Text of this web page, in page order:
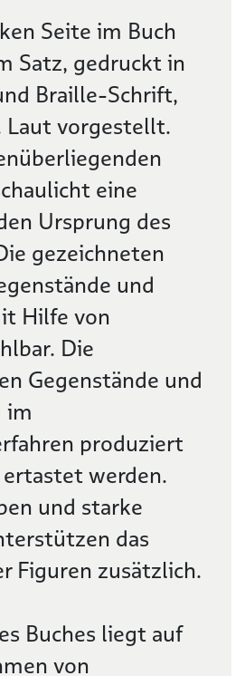
Seite im Buch
Satz, gedruckt in
Braille-Schrift,
Laut vorgestellt.
eine
Ursprung des
gezeichneten
und
Hilfe von
Die
Gegenstände und
im
produziert
werden.
und starke
das
Figuren zusätzlich.
Buches liegt auf
von